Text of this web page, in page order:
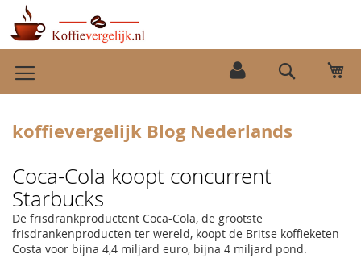
naar
Search
koffievergelijk Blog Nederlands
Coca-Cola koopt concurrent
Starbucks
De frisdrankproductent Coca-Cola, de grootste
frisdrankenproducten ter wereld, koopt de Britse koffieketen
Costa voor bijna 4,4 miljard euro, bijna 4 miljard pond.